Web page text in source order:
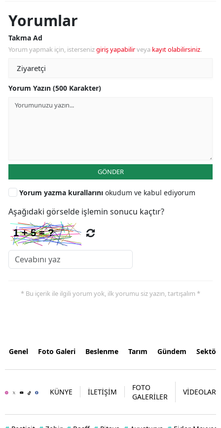
Yorumlar
Takma Ad
Yorum yapmak için, istersenizgiriş yapabilirveya kayıt olabilirsiniz.
Yorum Yazın (500 Karakter)
GÖNDER
Yorum yazma kurallarını okudum ve kabul ediyorum
Aşağıdaki görselde işlemin sonucu kaçtır?
* Bu içerik ile ilgili yorum yok, ilk yorumu siz yazın, tartışalım *
Genel Foto Galeri Beslenme Tarım Gündem
KÜNYE İLETİŞİM
FOTO
GALERİLER
VİDEOLAR